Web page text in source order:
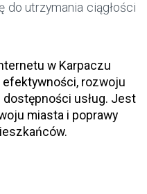
do utrzymania ciągłości
w Karpaczu
rozwoju
usług. Jest
miasta i poprawy